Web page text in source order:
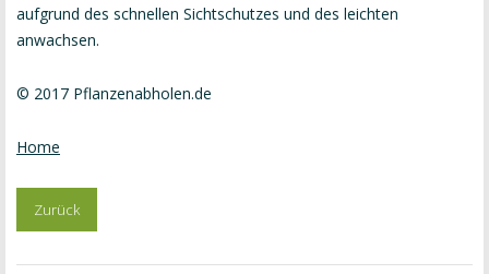
aufgrund des schnellen Sichtschutzes und des leichten
anwachsen.
© 2017 Pflanzenabholen.de
Home
Zurück